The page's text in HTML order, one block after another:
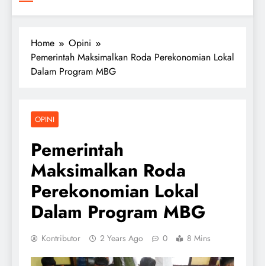
Home
Opini
Pemerintah Maksimalkan Roda Perekonomian Lokal
Dalam Program MBG
OPINI
Pemerintah
Maksimalkan Roda
Perekonomian Lokal
Dalam Program MBG
Kontributor 2 Years Ago 0 8 Mins